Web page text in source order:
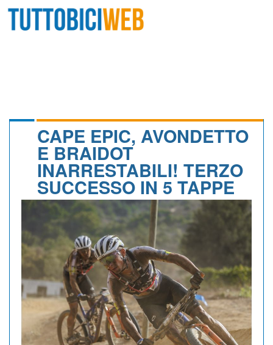
CALENDARIO
NEWSLETTER
CAPE EPIC, AVONDETTO
E BRAIDOT
INARRESTABILI! TERZO
SUCCESSO IN 5 TAPPE